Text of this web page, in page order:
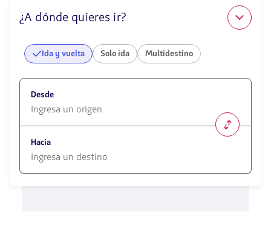
¿A dónde quieres ir?
Ida y vuelta Solo ida Multidestino
Desde
opciones
disponibles.
Usa
las
Hacia